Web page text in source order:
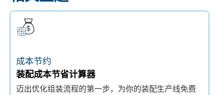
成本节约
装配成本节省计算器
迈出优化组装流程的第一步，为你的装配生产线免费